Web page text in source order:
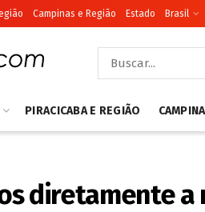
Campinas e Região Estado Brasil
PIRACICABA E REGIÃO
diretamente